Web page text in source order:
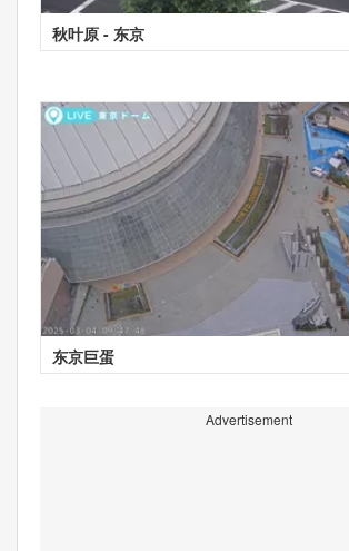
秋叶原 - 东京
东京巨蛋
Advertisement